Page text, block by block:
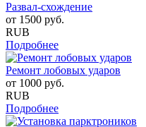
Развал-схождение
от 1500 руб.
RUB
Подробнее
Ремонт лобовых ударов
от 1000 руб.
RUB
Подробнее